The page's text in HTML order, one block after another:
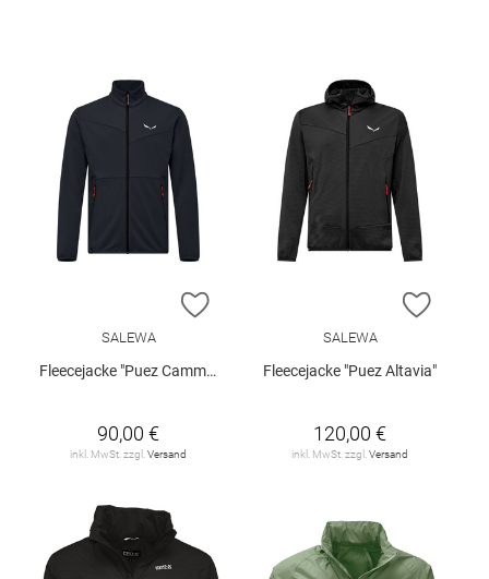
ZUR WUNSCHLISTE HINZUFÜGEN
SALEWA
Fleecejacke "Puez Cammino"
90,00 €
inkl. MwSt. zzgl. Versand
ZUR
SALEWA
Fleecejacke "Puez Altavia"
120,00 €
inkl. MwSt. zzgl. Versand